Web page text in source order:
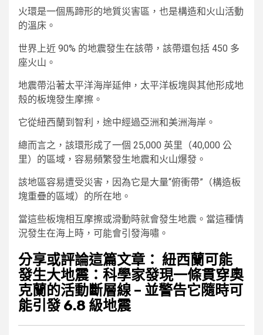
火環是一個馬蹄形的地質災害區，也是構造和火山活動
的溫床。
世界上近 90% 的地震發生在該帶，該帶還包括 450 多
座火山。
地震帶沿著太平洋海岸延伸，太平洋板塊與其他形成地
殼的板塊發生摩擦。
它從紐西蘭到智利，途中經過亞洲和美洲海岸。
總而言之，該環形成了一個 25,000 英里（40,000 公
里）的區域，容易頻繁發生地震和火山爆發。
該地區容易遭受災害，因為它是大量“俯衝帶”（構造板
塊重疊的區域）的所在地。
當這些板塊相互摩擦或滑動時就會發生地震。當這種情
況發生在海上時，可能會引發海嘯。
分享或評論這篇文章： 紐西蘭可能
發生大地震：科學家發現一條貫穿奧
克蘭的活動斷層線 – 並警告它隨時可
能引發 6.8 級地震